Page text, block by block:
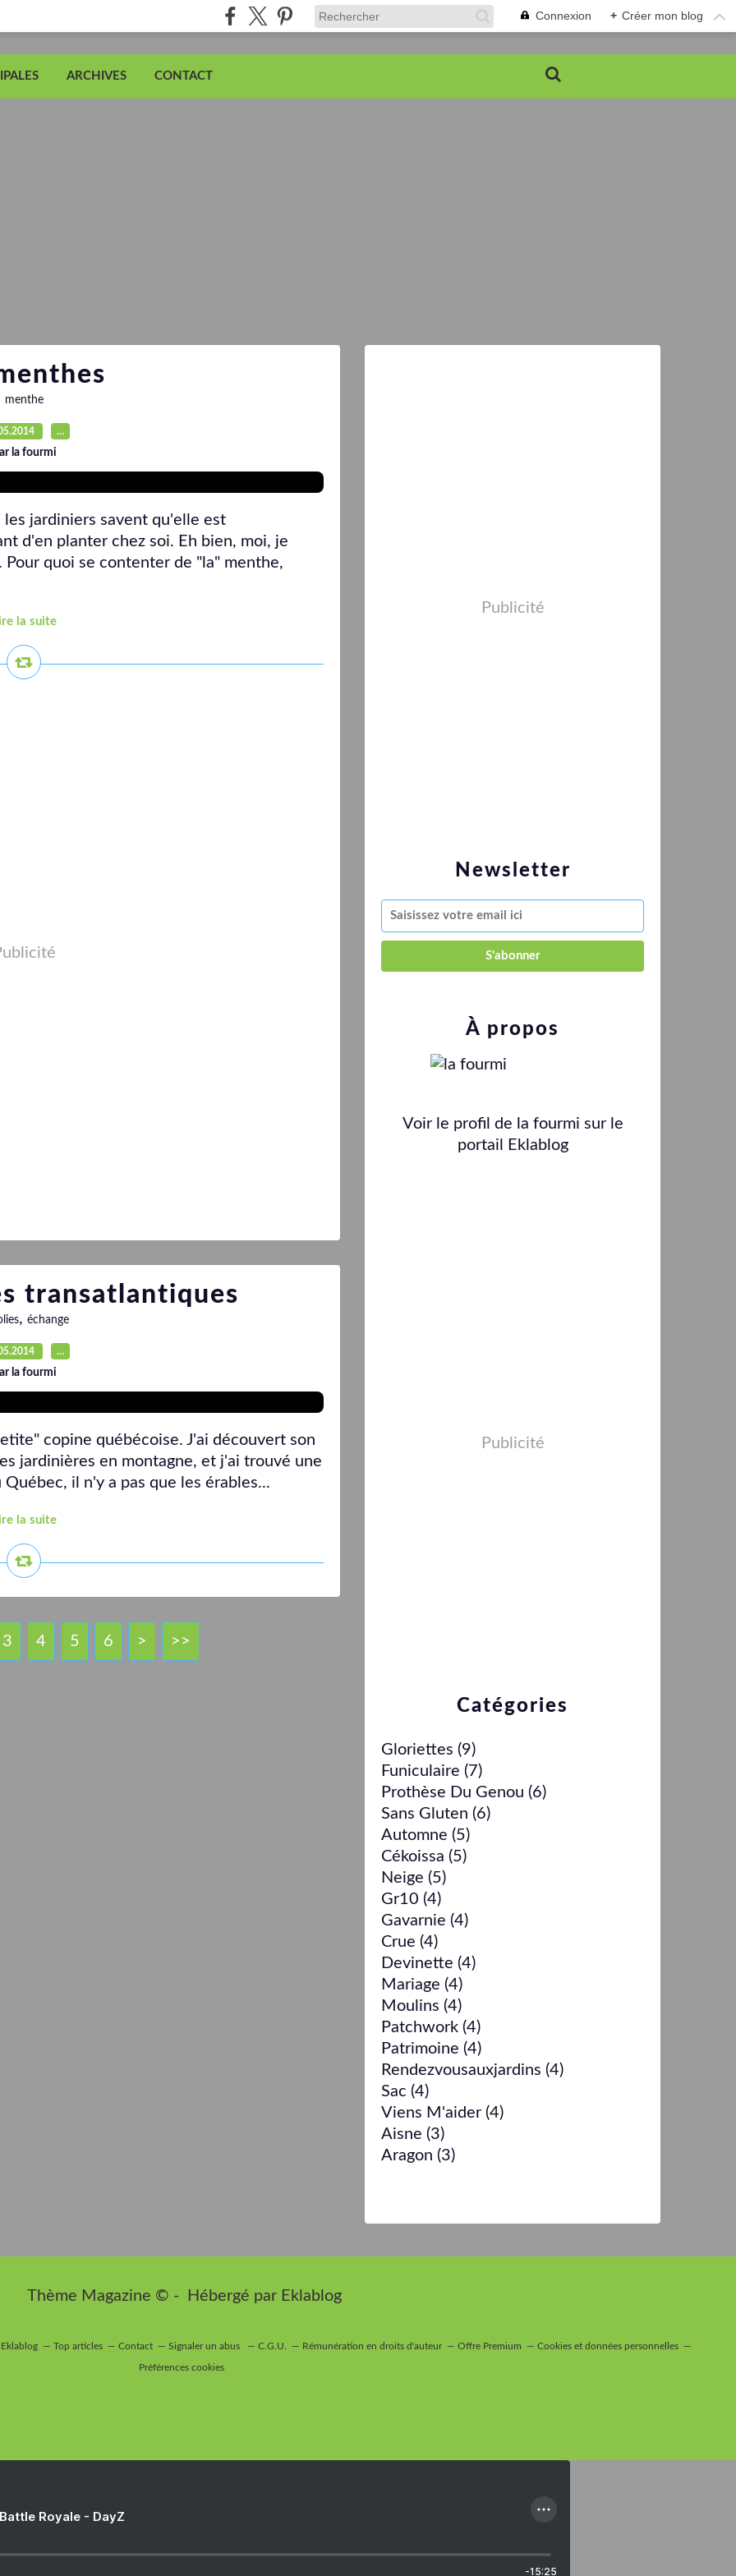
Connexion + Créer mon blog
ARCHIVES CONTACT
menthe
…
la fourmi
jardiniers savent qu'elle est
d'en planter chez soi. Eh bien, moi, je
quoi se contenter de "la" menthe,
la suite
transatlantiques
, échange
…
la fourmi
copine québécoise. J'ai découvert son
jardinières en montagne, et j'ai trouvé une
il n'y a pas que les érables...
la suite
3 4 5 6 > >>
Newsletter
Publicité
Catégories
Gloriettes (9)
Funiculaire (7)
Prothèse Du Genou (6)
Sans Gluten (6)
Automne (5)
Cékoissa (5)
Neige (5)
Gr10 (4)
Gavarnie (4)
Crue (4)
Devinette (4)
Mariage (4)
Moulins (4)
Patchwork (4)
Patrimoine (4)
Rendezvousauxjardins (4)
Sac (4)
Viens M'aider (4)
Aisne (3)
Aragon (3)
À propos
Voir le profil de la fourmi sur le
portail Eklablog
Publicité
Thème Magazine © - Hébergé par Eklablog
Top articles Contact Signaler un abus C.G.U. Rémunération en droits d'auteur Offre Premium Cookies et données personnelles
Préférences cookies
Royale - DayZ
-15:25